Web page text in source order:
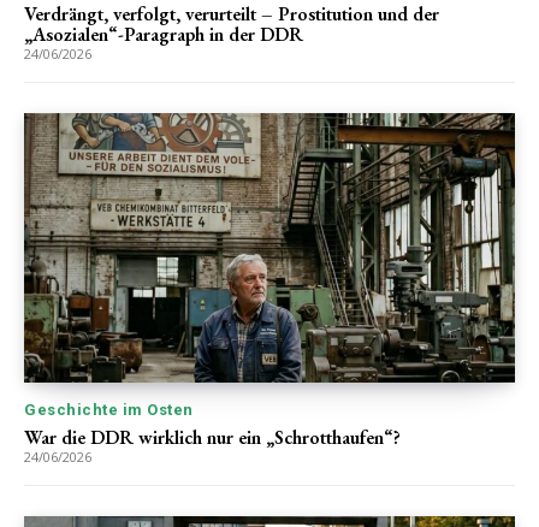
Verdrängt, verfolgt, verurteilt – Prostitution und der
„Asozialen“-Paragraph in der DDR
24/06/2026
Geschichte im Osten
War die DDR wirklich nur ein „Schrotthaufen“?
24/06/2026